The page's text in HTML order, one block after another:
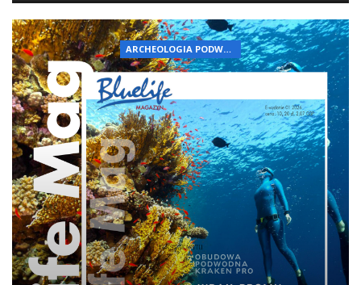
ARCHEOLOGIA PODWODNA